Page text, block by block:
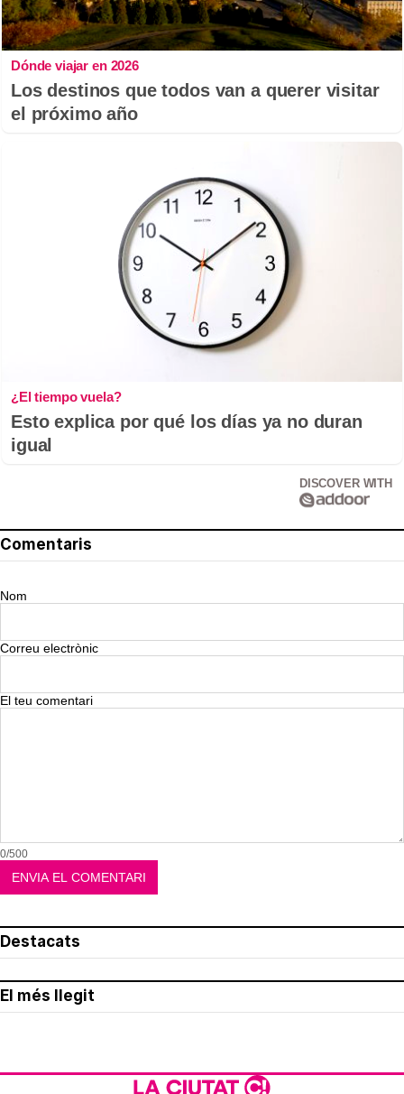
Dónde viajar en 2026
Los destinos que todos van a querer visitar
el próximo año
¿El tiempo vuela?
Esto explica por qué los días ya no duran
igual
DISCOVER WITH
Comentaris
Nom
Correu electrònic
El teu comentari
0/500
Destacats
El més llegit